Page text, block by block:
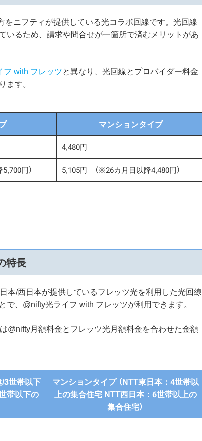
をニフティが提供している光コラボ回線です。光回線
いるため、請求や問合せが一箇所で済むメリットがあ
フ with フレッツと異なり、光回線とプロバイダー料金
す。
マンションタイプ
4,480円
円） 5,105円 （※26カ月目以降4,480円）
特長
本/西日本が提供しているフレッツ光を利用した光回線
、@nifty光ライフ with フレッツが利用できます。
@nifty月額料金とフレッツ光月額料金を合わせた金額
/3世帯以下
帯以下の
マンションタイプ （NTT東日本：4世帯以
上の集合住宅 NTT西日本：6世帯以上の
集合住宅）